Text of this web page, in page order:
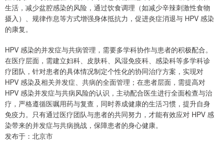
生活，减少盆腔感染的风险，通过饮食调理（如减少辛辣刺激性食物
摄入）、规律作息等方式增强身体抵抗力，促进炎症消退与 HPV 感染
的康复。
HPV 感染的并发症与共病管理，需要多学科协作与患者的积极配合。
在医疗层面，需建立妇科、皮肤科、风湿免疫科、感染科等多学科诊
疗团队，针对患者的具体情况制定个性化的协同治疗方案，实现对
HPV 感染及相关并发症、共病的全面管理；在患者层面，需提高对
HPV 感染并发症与共病风险的认识，主动配合医生进行全面检查与治
疗，严格遵循医嘱用药与复查，同时养成健康的生活习惯，提升自身
免疫力。只有通过医疗团队与患者的共同努力，才能有效应对 HPV 感
染带来的并发症与共病挑战，保障患者的身心健康。
发布于：北京市